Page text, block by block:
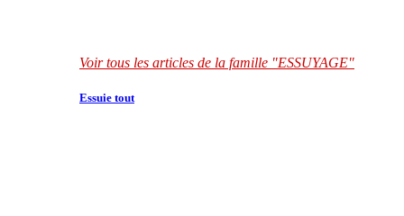
Voir tous les articles de la famille "ESSUYAGE"
Essuie tout